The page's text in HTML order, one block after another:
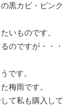
黒カビ・ピンク
いものです。
のですが・・・
です。
梅雨です。
て私も購入して